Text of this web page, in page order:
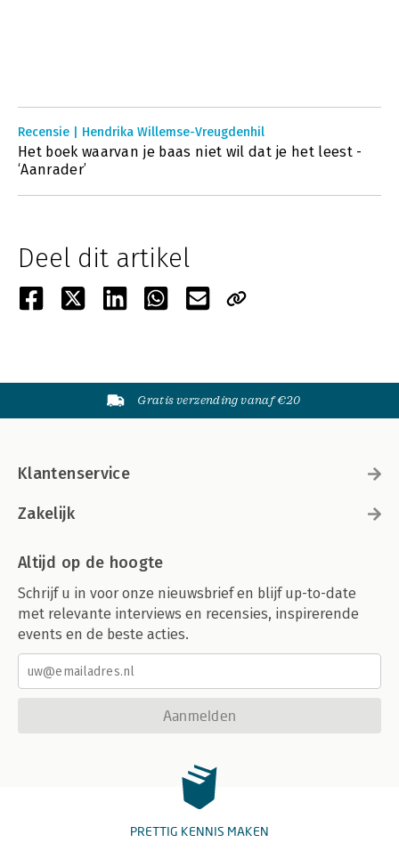
Recensie | Hendrika Willemse-Vreugdenhil
Het boek waarvan je baas niet wil dat je het leest -
‘Aanrader’
Deel dit artikel
Gratis verzending vanaf €20
Klantenservice
Zakelijk
Altijd op de hoogte
Schrijf u in voor onze nieuwsbrief en blijf up-to-date
met relevante interviews en recensies, inspirerende
events en de beste acties.
Aanmelden
PRETTIG KENNIS MAKEN